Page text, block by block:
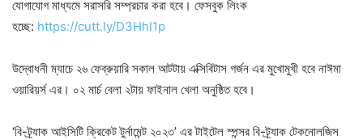
যোগাযোগ মাধ্যমে সরাসরি সম্প্রচার করা হবে। ফেসবুক লিংক
হচ্ছে: https://cutt.ly/D3HhI1p
উদ্বোধনী ম্যাচে ২৬ ফেব্রুয়ারি সকাল আটটায় এক্সিবিটাস গর্জন এর মুখোমুখী হবে নাঈমা
ওয়ারিয়র্স এর। ০২ মার্চ বেলা ২টায় ফাইনাল খেলা অনুষ্ঠিত হবে।
‘বি-ট্র্যাক আইসিটি ক্রিকেট টুর্নামেন্ট ২০২৩’ এর টাইটেল স্পন্সর বি-ট্র্যাক টেকনোলজিস